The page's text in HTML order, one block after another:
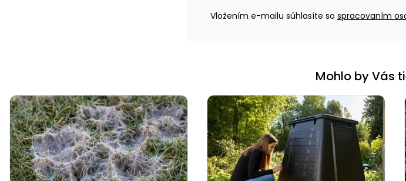
Vložením e-mailu súhlasíte so spracovaním
Mohlo by Vás